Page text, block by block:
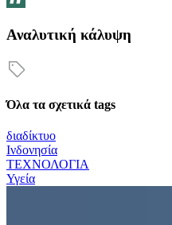
Αναλυτική κάλυψη
Όλα τα σχετικά tags
διαδίκτυο
Ινδονησία
ΤΕΧΝΟΛΟΓΙΑ
Υγεία